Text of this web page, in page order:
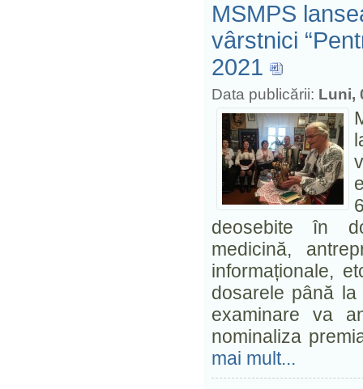
MSMPS
vârstnici
2021
Data publicării: Luni,
deosebite în
medicină,
informaționale,
dosarele până
examinare va
nominaliza
mai mult...